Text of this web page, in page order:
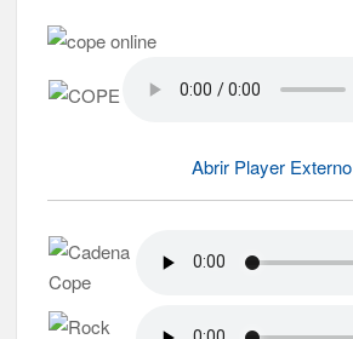
Abrir Player Externo